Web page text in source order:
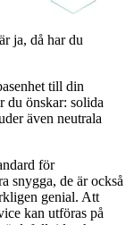
ja, då har du
till din
du önskar: solida
även neutrala
för
snygga, de är också
genial. Att
kan utföras på